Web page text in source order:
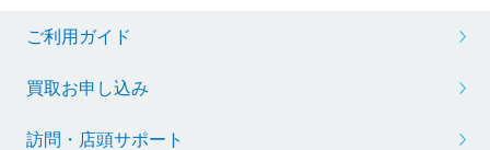
ご利用ガイド
買取お申し込み
訪問・店頭サポート